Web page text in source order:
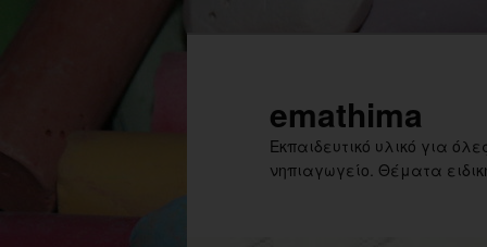
emathima
Εκπαιδευτικό υλικό για
νηπιαγωγείο. Θέματα